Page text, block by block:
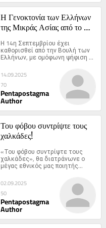
Η Γενοκτονία των Ελλήνων
της Μικράς Ασίας από το
Η 14η Σεπτεμβρίου έχει
καθορισθεί από την Βουλή των
Ελλήνων, με ομόφωνη ψήφιση
του...
14.09.2025
70
Pentapostagma
Author
Του φόβου συντρίψτε τους
χαλκάδες!
«Του φόβου συντρίψτε τους
χαλκάδες», θα διατράνωνε ο
μέγας εθνικός μας ποιητής...
02.09.2025
50
Pentapostagma
Author